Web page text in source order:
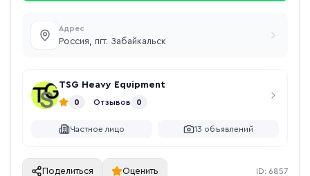
Адрес
Россия, пгт. Забайкальск
TSG Heavy Equipment
0 Отзывов 0
Частное лицо 13 объявлений
Поделиться Оценить ID: 6857